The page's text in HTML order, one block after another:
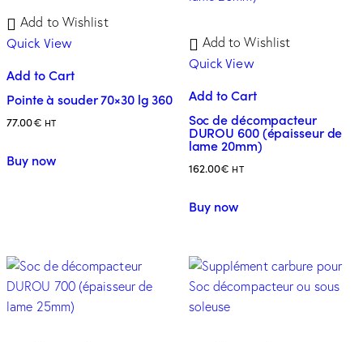
Add to Wishlist
Quick View
Add to Cart
Pointe à souder 70×30 lg 360
77.00€ HT
Buy now
Add to Wishlist
Quick View
Add to Cart
Soc de décompacteur
DUROU 600 (épaisseur de
lame 20mm)
162.00€ HT
Buy now